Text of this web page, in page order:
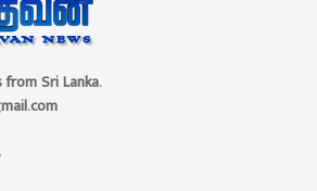
from Sri Lanka.